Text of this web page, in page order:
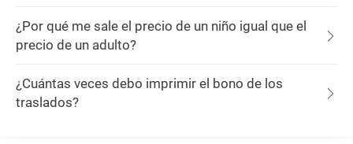
¿Por qué me sale el precio de un niño igual que el
precio de un adulto?
¿Cuántas veces debo imprimir el bono de los
traslados?